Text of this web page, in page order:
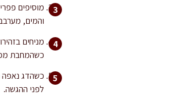
מוסיפים
והמים,
כשהמחבת
לפני ההגשה.